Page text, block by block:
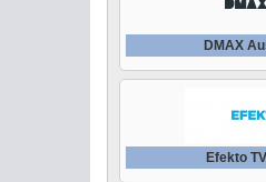
DMAX
Efekto